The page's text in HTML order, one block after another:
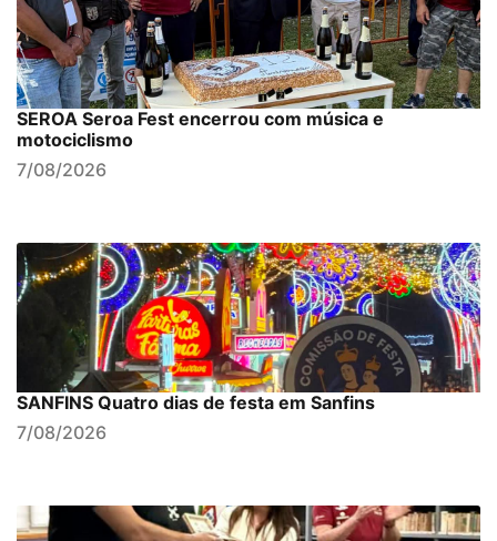
SEROA Seroa Fest encerrou com música e
motociclismo
7/08/2026
SANFINS Quatro dias de festa em Sanfins
7/08/2026